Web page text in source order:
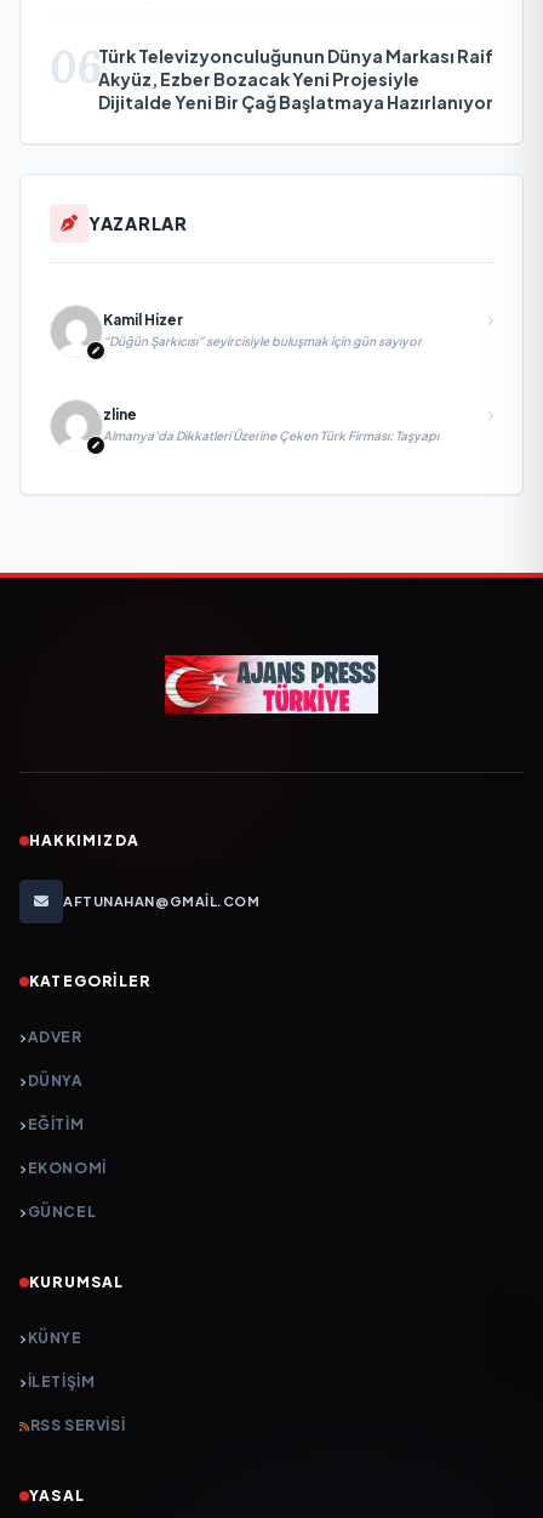
06Türk Televizyonculuğunun Dünya Markası Raif
Akyüz, Ezber Bozacak Yeni Projesiyle
Dijitalde Yeni Bir Çağ Başlatmaya Hazırlanıyor
YAZARLAR
Kamil Hizer
“Düğün Şarkıcısı” seyircisiyle buluşmak için gün sayıyor
zline
Almanya’da Dikkatleri Üzerine Çeken Türk Firması: Taşyapı
HAKKIMIZDA
AFTUNAHAN@GMAIL.COM
KATEGORILER
ADVER
DÜNYA
EĞİTİM
EKONOMİ
GÜNCEL
KURUMSAL
KÜNYE
İLETIŞIM
RSS SERVISI
YASAL